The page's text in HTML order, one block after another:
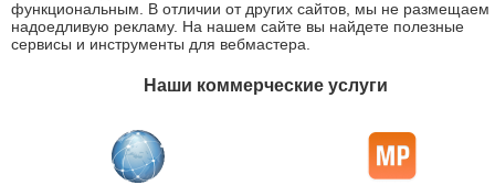
функциональным. В отличии от других сайтов, мы не размещаем
надоедливую рекламу. На нашем сайте вы найдете полезные
сервисы и инструменты для вебмастера.
Наши коммерческие услуги